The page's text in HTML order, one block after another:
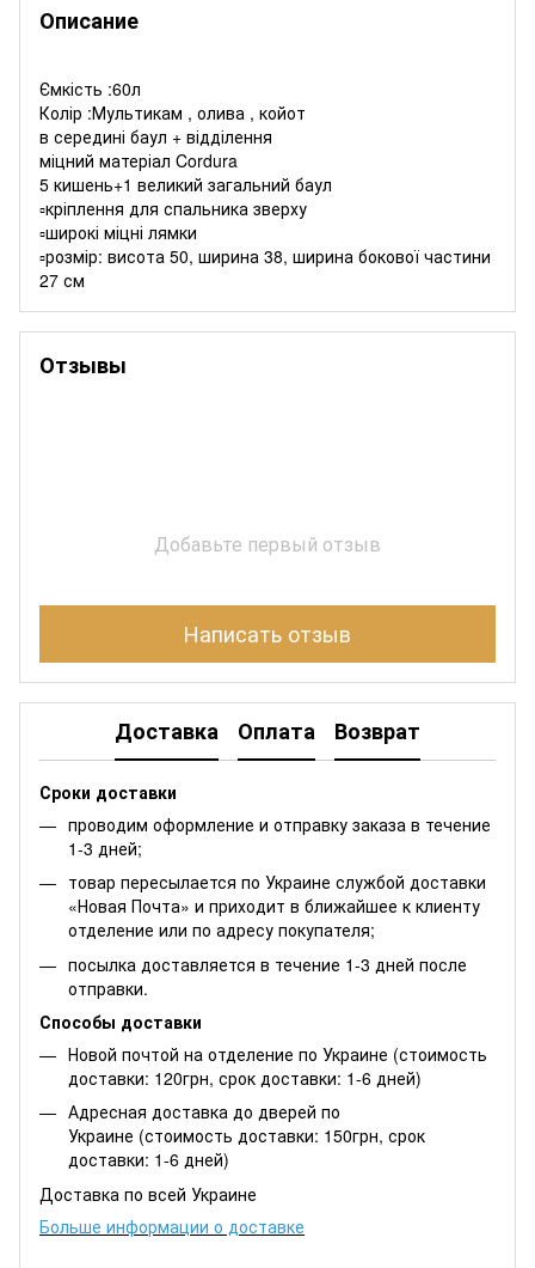
Описание
Ємкість :60л
Колір :Мультикам , олива , койот
в середині баул + відділення
міцний матеріал Cordura
5 кишень+1 великий загальний баул
▫️кріплення для спальника зверху
▫️широкі міцні лямки
▫️розмір: висота 50, ширина 38, ширина бокової частини
27 см
Отзывы
Добавьте первый отзыв
Написать отзыв
Доставка Оплата Возврат
Сроки доставки
проводим оформление и отправку заказа в течение
1-3 дней;
товар пересылается по Украине службой доставки
«Новая Почта» и приходит в ближайшее к клиенту
отделение или по адресу покупателя;
посылка доставляется в течение 1-3 дней после
отправки.
Способы доставки
Новой почтой на отделение по Украине (стоимость
доставки: 120грн, срок доставки: 1-6 дней)
Адресная доставка до дверей по
Украине (стоимость доставки: 150грн, срок
доставки: 1-6 дней)
Доставка по всей Украине
Больше информации о доставке